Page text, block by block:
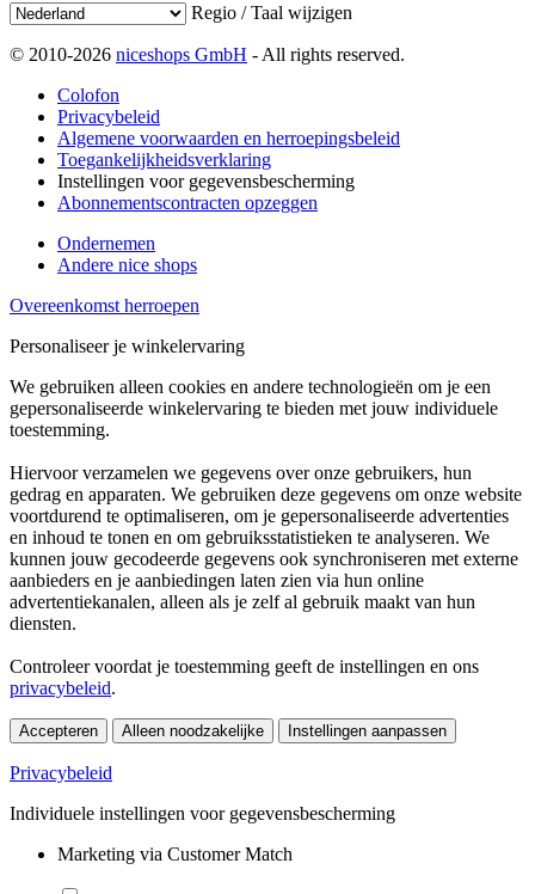
Regio / Taal wijzigen
© 2010-2026 niceshops GmbH - All rights reserved.
Colofon
Privacybeleid
Algemene voorwaarden en herroepingsbeleid
Toegankelijkheidsverklaring
Instellingen voor gegevensbescherming
Abonnementscontracten opzeggen
Ondernemen
Andere nice shops
Overeenkomst herroepen
Personaliseer je winkelervaring
We gebruiken alleen cookies en andere technologieën om je een
gepersonaliseerde winkelervaring te bieden met jouw individuele
toestemming.
Hiervoor verzamelen we gegevens over onze gebruikers, hun
gedrag en apparaten. We gebruiken deze gegevens om onze website
voortdurend te optimaliseren, om je gepersonaliseerde advertenties
en inhoud te tonen en om gebruiksstatistieken te analyseren. We
kunnen jouw gecodeerde gegevens ook synchroniseren met externe
aanbieders en je aanbiedingen laten zien via hun online
advertentiekanalen, alleen als je zelf al gebruik maakt van hun
diensten.
Controleer voordat je toestemming geeft de instellingen en ons
privacybeleid.
Accepteren Alleen noodzakelijke Instellingen aanpassen
Privacybeleid
Individuele instellingen voor gegevensbescherming
Marketing via Customer Match